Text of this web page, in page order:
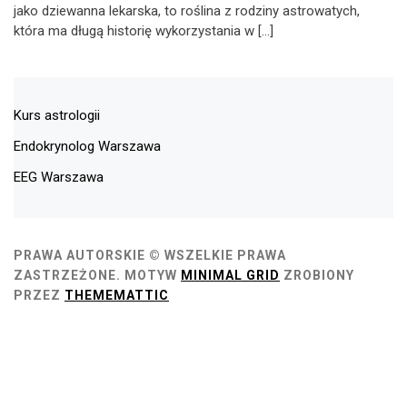
jako dziewanna lekarska, to roślina z rodziny astrowatych,
która ma długą historię wykorzystania w […]
Kurs astrologii
Endokrynolog Warszawa
EEG Warszawa
PRAWA AUTORSKIE © WSZELKIE PRAWA
ZASTRZEŻONE. MOTYW MINIMAL GRID ZROBIONY
PRZEZ THEMEMATTIC